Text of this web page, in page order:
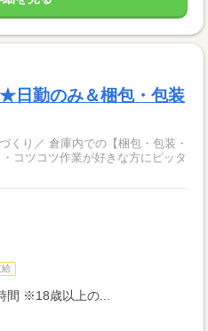
日勤のみ＆梱包・包装
くり／ 倉庫内での【梱包・包装・
コツコツ作業が好きな方にピッタ
給
※18歳以上の...